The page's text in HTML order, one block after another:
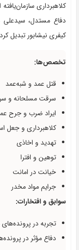
کلاهبرداری
دفاع مستدل، سیدعلی
کیفری نیشابور تبدیل
تخصص‌ها:
قتل عمد و شبه‌عمد
سرقت مسلحانه و
ایراد ضرب و جرح
کلاهبرداری و جعل
تهدید و اخاذی
توهین و افترا
خیانت در امانت
جرایم مواد مخدر
سوابق و افتخارات:
تجربه در
دفاع مؤثر در